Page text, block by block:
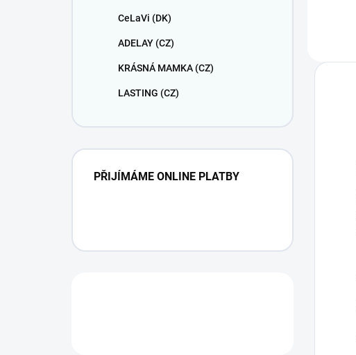
CeLaVi (DK)
ADELAY (CZ)
KRÁSNÁ MAMKA (CZ)
LASTING (CZ)
PŘIJÍMÁME ONLINE PLATBY